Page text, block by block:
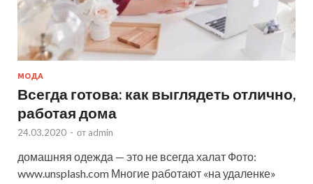
МОДА
Всегда готова: как выглядеть отлично,
работая дома
24.03.2020 - от admin
домашняя одежда — это не всегда халат Фото:
www.unsplash.com Многие работают «на удаленке»